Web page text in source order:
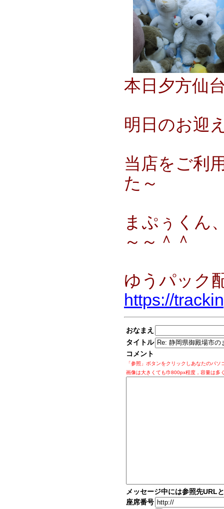
本日夕方仙
明日のお迎
当店をご利
た～
まぷぅくん
～～＾＾
ゆうパック
https://
おなまえ
タイトル
コメント
「参照」ボタンをクリックしあなたのパ
画像は大きくても巾800px程度，容量は多
メッセージ中には参照先URL
座席番号